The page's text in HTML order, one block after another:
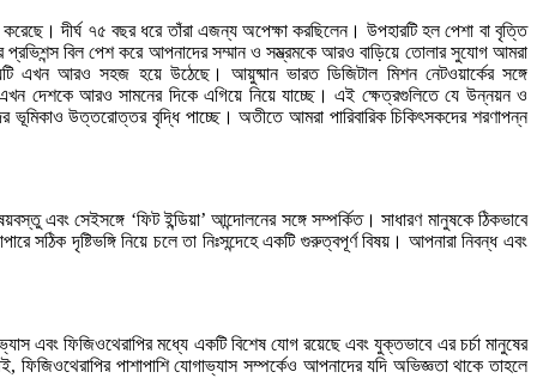
দীর্ঘ ৭৫ বছর ধরে তাঁরা এজন্য অপেক্ষা করছিলেন। উপহারটি হল পেশা বা বৃত্তি
প্রভিশন্স বিল পেশ করে আপনাদের সম্মান ও সম্ভ্রমকে আরও বাড়িয়ে তোলার সুযোগ আমরা
এখন আরও সহজ হয়ে উঠেছে। আয়ুষ্মান ভারত ডিজিটাল মিশন নেটওয়ার্কের সঙ্গে
দেশকে আরও সামনের দিকে এগিয়ে নিয়ে যাচ্ছে। এই ক্ষেত্রগুলিতে যে উন্নয়ন ও
ভূমিকাও উত্তরোত্তর বৃদ্ধি পাচ্ছে। অতীতে আমরা পারিবারিক চিকিৎসকদের শরণাপন্ন
সেইসঙ্গে ‘ফিট ইন্ডিয়া’ আন্দোলনের সঙ্গে সম্পর্কিত। সাধারণ মানুষকে ঠিকভাবে
সঠিক দৃষ্টিভঙ্গি নিয়ে চলে তা নিঃসন্দেহে একটি গুরুত্বপূর্ণ বিষয়। আপনারা নিবন্ধ এবং
ফিজিওথেরাপির মধ্যে একটি বিশেষ যোগ রয়েছে এবং যুক্তভাবে এর চর্চা মানুষের
পাশাপাশি যোগাভ্যাস সম্পর্কেও আপনাদের যদি অভিজ্ঞতা থাকে তাহলে